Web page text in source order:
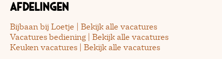
Afdelingen
Bijbaan bij Loetje | Bekijk alle vacatures
Vacatures bediening | Bekijk alle vacatures
Keuken vacatures | Bekijk alle vacatures